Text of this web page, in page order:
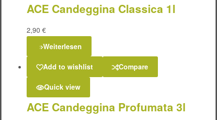
ACE Candeggina Classica 1l
2,90 €
Weiterlesen
Add to wishlist Compare
Quick view
ACE Candeggina Profumata 3l